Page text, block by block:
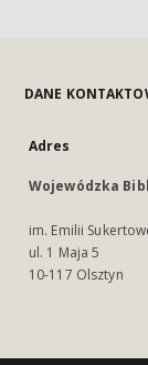
DANE
Adres
Wojewódzka
im. Emilii
ul. 1 Maja 5
10-117 Olsztyn